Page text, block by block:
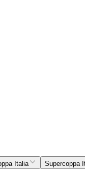
Italia Supercoppa